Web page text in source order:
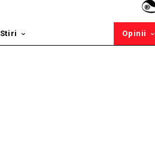
Stiri Opinii